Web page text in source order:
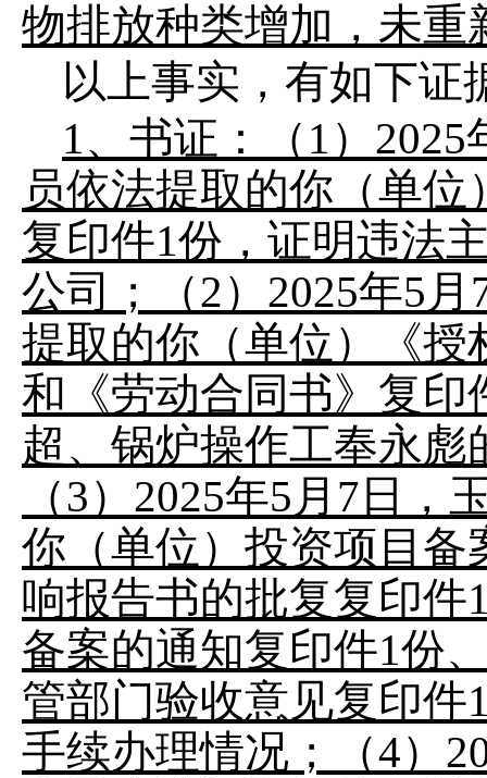
物排放种类增加，未
以上事实，有如下证
1、书证：（1）
员依法提取的你（单
复印件1份，证明违法
公司；（2）2025年5
提取的你（单位）《
和《劳动合同书》复印
超、锅炉操作工奉永
（3）2025年5月7日
你（单位）投资项目备
响报告书的批复复印
备案的通知复印件1份
管部门验收意见复印
手续办理情况；（4）